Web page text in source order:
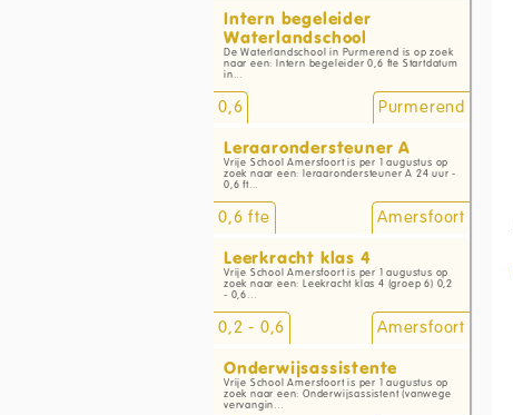
Intern begeleider
Waterlandschool
De Waterlandschool in Purmerend is op zoek
naar een: Intern begeleider 0,6 fte Startdatum
in...
0,6
Purmerend
Leraarondersteuner A
Vrije School Amersfoort is per 1 augustus op
zoek naar een: leraarondersteuner A 24 uur -
0,6 ft...
0,6 fte
Amersfoort
Leerkracht klas 4
Vrije School Amersfoort is per 1 augustus op
zoek naar een: Leekracht klas 4 (groep 6) 0,2
- 0,6...
0,2 - 0,6
Amersfoort
Onderwijsassistente
Vrije School Amersfoort is per 1 augustus op
zoek naar een: Onderwijsassistent (vanwege
vervangin...